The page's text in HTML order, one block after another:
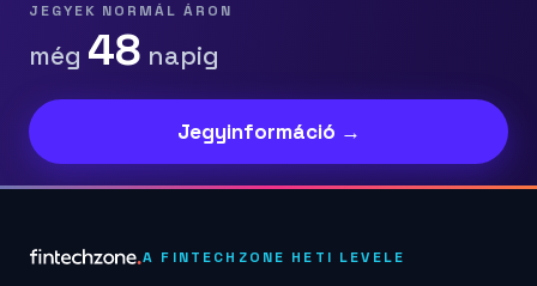
JEGYEK NORMÁL ÁRON
még 48 napig
Jegyinformáció →
A FINTECHZONE HETI LEVELE